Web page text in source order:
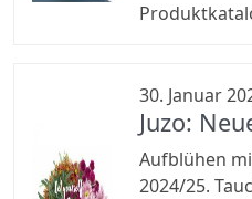
30. Januar
Juzo:
Aufblühen
2024/25.